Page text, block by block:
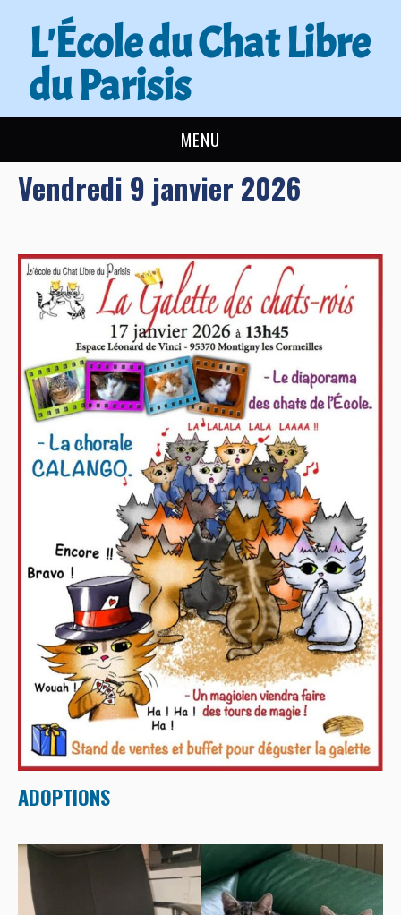
L'École du Chat Libre
du Parisis
MENU
L’ÉCOLE DU CHAT
ADOPTER
NOUS AIDER
CONTACT
BOUTIQUE
FORUM
Vendredi 9 janvier 2026
ADOPTIONS